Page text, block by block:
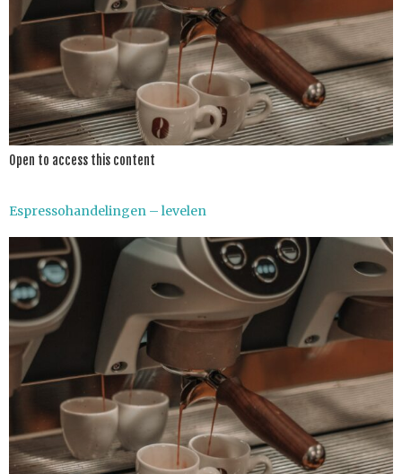
Open to access this content
Espressohandelingen – levelen